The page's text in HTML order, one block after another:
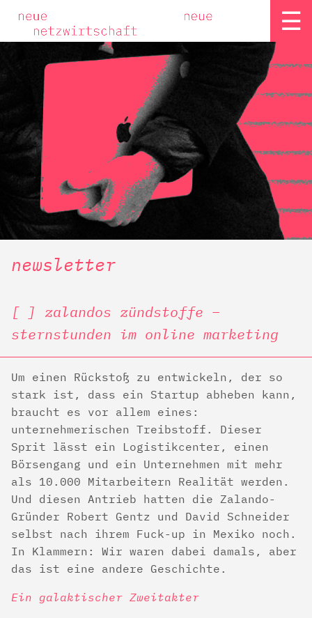
☰
newsletter
[ ] zalandos zündstoffe –
sternstunden im online marketing
Um einen Rückstoß zu entwickeln, der so
stark ist, dass ein Startup abheben kann,
braucht es vor allem eines:
unternehmerischen Treibstoff. Dieser
Sprit lässt ein Logistikcenter, einen
Börsengang und ein Unternehmen mit mehr
als 10.000 Mitarbeitern Realität werden.
Und diesen Antrieb hatten die Zalando-
Gründer Robert Gentz und David Schneider
selbst nach ihrem Fuck-up in Mexiko noch.
In Klammern: Wir waren dabei damals, aber
das ist eine andere Geschichte.
Ein galaktischer Zweitakter